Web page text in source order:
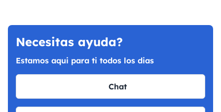
Necesitas ayuda?
Estamos aqui para ti todos los dias
Chat